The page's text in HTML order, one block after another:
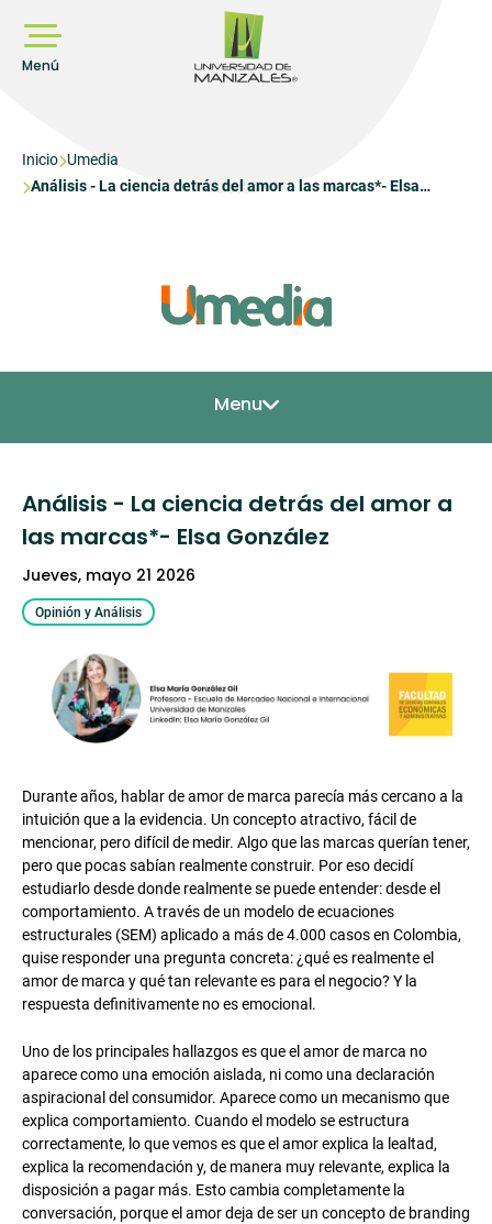
contenido
principal
Menú
Sobrescribir
enlaces
Inicio Umedia
Análisis - La ciencia detrás del amor a las marcas*- Elsa
Menu
Análisis - La ciencia detrás del amor a
las marcas*- Elsa González
jueves, mayo 21 2026
Opinión y Análisis
Durante años, hablar de amor de marca parecía más cercano a la
intuición que a la evidencia. Un concepto atractivo, fácil de
mencionar, pero difícil de medir. Algo que las marcas querían tener,
pero que pocas sabían realmente construir. Por eso decidí
estudiarlo desde donde realmente se puede entender: desde el
comportamiento. A través de un modelo de ecuaciones
estructurales (SEM) aplicado a más de 4.000 casos en Colombia,
quise responder una pregunta concreta: ¿qué es realmente el
amor de marca y qué tan relevante es para el negocio? Y la
respuesta definitivamente no es emocional.
Uno de los principales hallazgos es que el amor de marca no
aparece como una emoción aislada, ni como una declaración
aspiracional del consumidor. Aparece como un mecanismo que
explica comportamiento. Cuando el modelo se estructura
correctamente, lo que vemos es que el amor explica la lealtad,
explica la recomendación y, de manera muy relevante, explica la
disposición a pagar más. Esto cambia completamente la
conversación, porque el amor deja de ser un concepto de branding